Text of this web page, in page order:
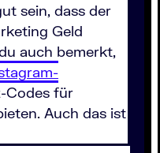
sein, dass der
Geld
auch bemerkt,
Codes für
Auch das ist